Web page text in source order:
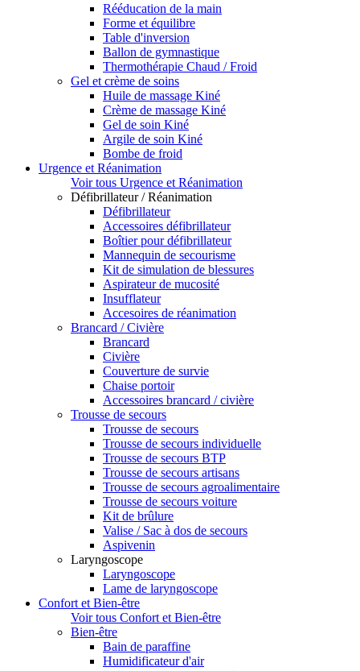
Rééducation de la main
Forme et équilibre
Table d'inversion
Ballon de gymnastique
Thermothérapie Chaud / Froid
Gel et crème de soins
Huile de massage Kiné
Crème de massage Kiné
Gel de soin Kiné
Argile de soin Kiné
Bombe de froid
Urgence et Réanimation
Voir tous Urgence et Réanimation
Défibrillateur / Réanimation
Défibrillateur
Accessoires défibrillateur
Boîtier pour défibrillateur
Mannequin de secourisme
Kit de simulation de blessures
Aspirateur de mucosité
Insufflateur
Accesoires de réanimation
Brancard / Civière
Brancard
Civière
Couverture de survie
Chaise portoir
Accessoires brancard / civière
Trousse de secours
Trousse de secours
Trousse de secours individuelle
Trousse de secours BTP
Trousse de secours artisans
Trousse de secours agroalimentaire
Trousse de secours voiture
Kit de brûlure
Valise / Sac à dos de secours
Aspivenin
Laryngoscope
Laryngoscope
Lame de laryngoscope
Confort et Bien-être
Voir tous Confort et Bien-être
Bien-être
Bain de paraffine
Humidificateur d'air